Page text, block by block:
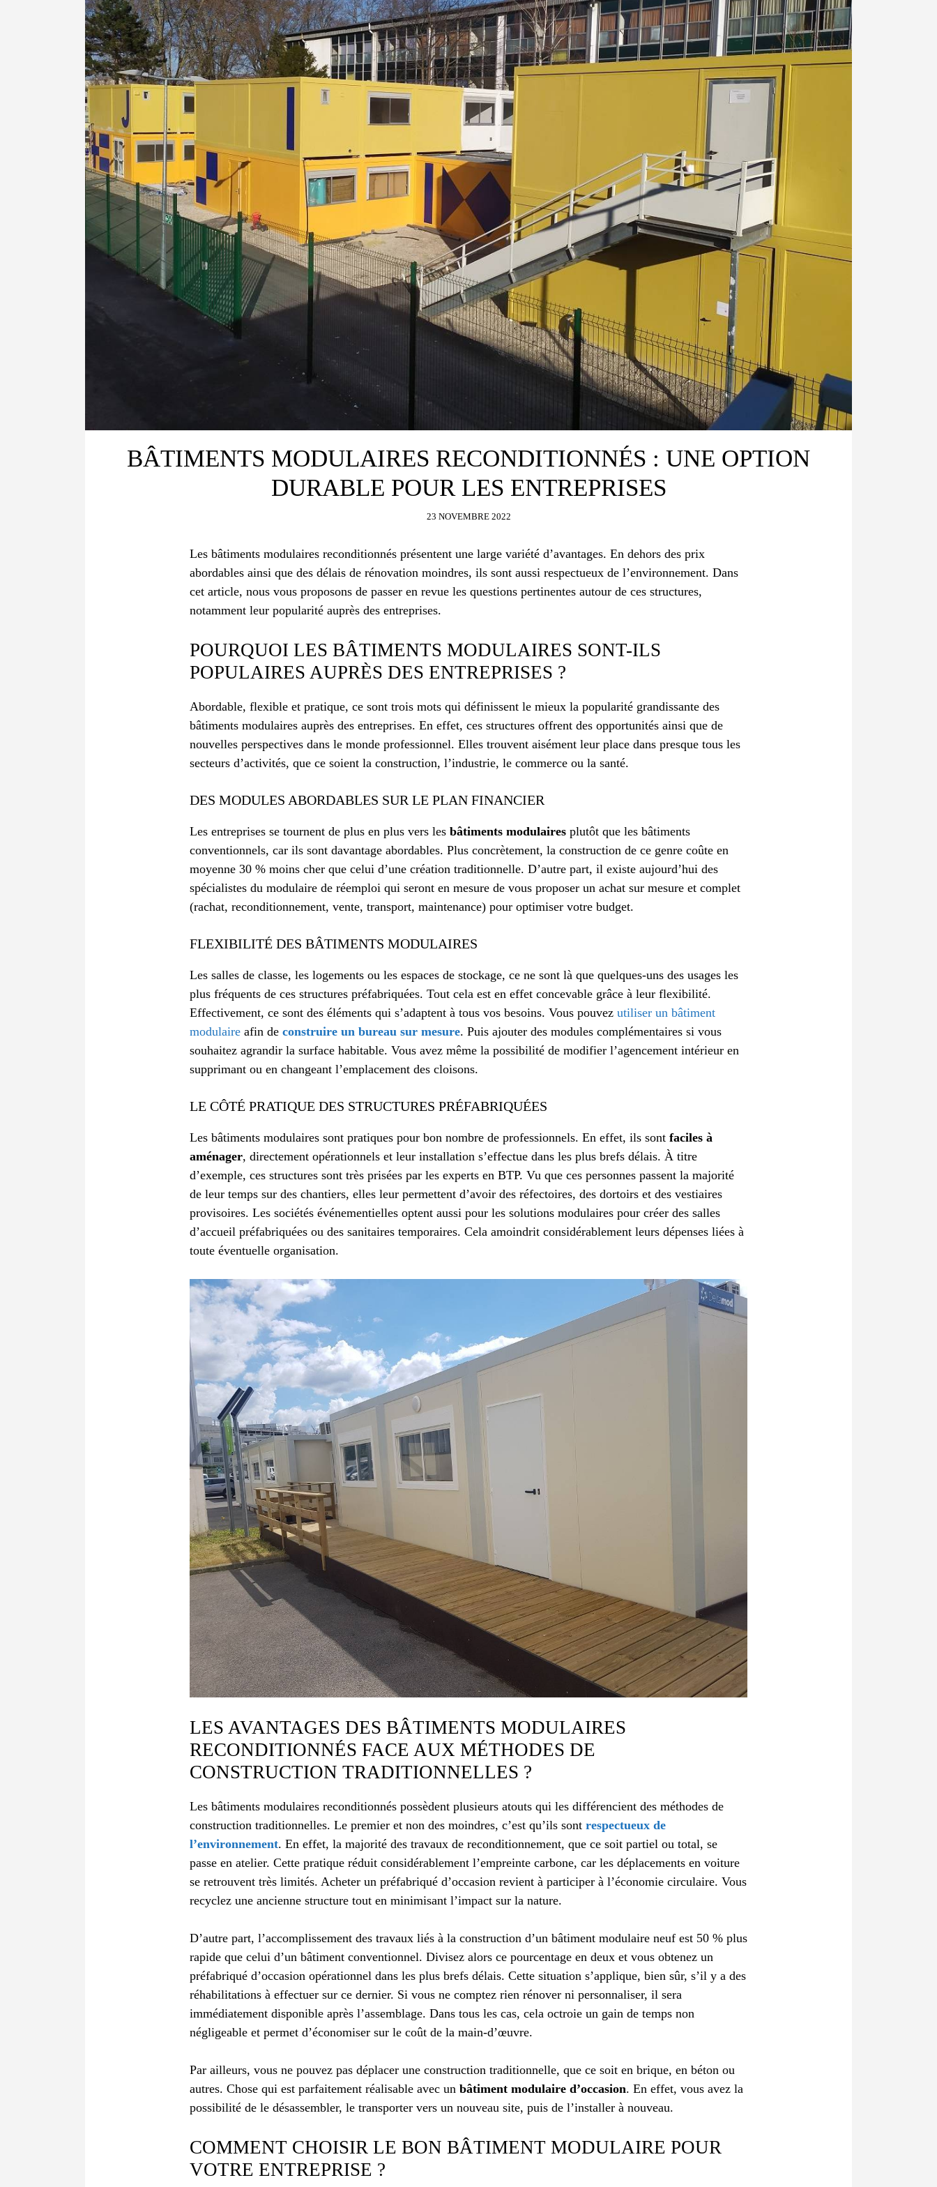
BÂTIMENTS MODULAIRES RECONDITIONNÉS : UNE OPTION
DURABLE POUR LES ENTREPRISES
23 NOVEMBRE 2022
Les bâtiments modulaires reconditionnés présentent une large variété d’avantages. En dehors des prix
abordables ainsi que des délais de rénovation moindres, ils sont aussi respectueux de l’environnement. Dans
cet article, nous vous proposons de passer en revue les questions pertinentes autour de ces structures,
notamment leur popularité auprès des entreprises.
POURQUOI LES BÂTIMENTS MODULAIRES SONT-ILS
POPULAIRES AUPRÈS DES ENTREPRISES ?
Abordable, flexible et pratique, ce sont trois mots qui définissent le mieux la popularité grandissante des
bâtiments modulaires auprès des entreprises. En effet, ces structures offrent des opportunités ainsi que de
nouvelles perspectives dans le monde professionnel. Elles trouvent aisément leur place dans presque tous les
secteurs d’activités, que ce soient la construction, l’industrie, le commerce ou la santé.
DES MODULES ABORDABLES SUR LE PLAN FINANCIER
Les entreprises se tournent de plus en plus vers les bâtiments modulaires plutôt que les bâtiments
conventionnels, car ils sont davantage abordables. Plus concrètement, la construction de ce genre coûte en
moyenne 30 % moins cher que celui d’une création traditionnelle. D’autre part, il existe aujourd’hui des
spécialistes du modulaire de réemploi qui seront en mesure de vous proposer un achat sur mesure et complet
(rachat, reconditionnement, vente, transport, maintenance) pour optimiser votre budget.
FLEXIBILITÉ DES BÂTIMENTS MODULAIRES
Les salles de classe, les logements ou les espaces de stockage, ce ne sont là que quelques-uns des usages les
plus fréquents de ces structures préfabriquées. Tout cela est en effet concevable grâce à leur flexibilité.
Effectivement, ce sont des éléments qui s’adaptent à tous vos besoins. Vous pouvez utiliser un bâtiment
modulaire afin de construire un bureau sur mesure. Puis ajouter des modules complémentaires si vous
souhaitez agrandir la surface habitable. Vous avez même la possibilité de modifier l’agencement intérieur en
supprimant ou en changeant l’emplacement des cloisons.
LE CÔTÉ PRATIQUE DES STRUCTURES PRÉFABRIQUÉES
Les bâtiments modulaires sont pratiques pour bon nombre de professionnels. En effet, ils sont faciles à
aménager, directement opérationnels et leur installation s’effectue dans les plus brefs délais. À titre
d’exemple, ces structures sont très prisées par les experts en BTP. Vu que ces personnes passent la majorité
de leur temps sur des chantiers, elles leur permettent d’avoir des réfectoires, des dortoirs et des vestiaires
provisoires. Les sociétés événementielles optent aussi pour les solutions modulaires pour créer des salles
d’accueil préfabriquées ou des sanitaires temporaires. Cela amoindrit considérablement leurs dépenses liées à
toute éventuelle organisation.
LES AVANTAGES DES BÂTIMENTS MODULAIRES
RECONDITIONNÉS FACE AUX MÉTHODES DE
CONSTRUCTION TRADITIONNELLES ?
Les bâtiments modulaires reconditionnés possèdent plusieurs atouts qui les différencient des méthodes de
construction traditionnelles. Le premier et non des moindres, c’est qu’ils sont respectueux de
l’environnement. En effet, la majorité des travaux de reconditionnement, que ce soit partiel ou total, se
passe en atelier. Cette pratique réduit considérablement l’empreinte carbone, car les déplacements en voiture
se retrouvent très limités. Acheter un préfabriqué d’occasion revient à participer à l’économie circulaire. Vous
recyclez une ancienne structure tout en minimisant l’impact sur la nature.
D’autre part, l’accomplissement des travaux liés à la construction d’un bâtiment modulaire neuf est 50 % plus
rapide que celui d’un bâtiment conventionnel. Divisez alors ce pourcentage en deux et vous obtenez un
préfabriqué d’occasion opérationnel dans les plus brefs délais. Cette situation s’applique, bien sûr, s’il y a des
réhabilitations à effectuer sur ce dernier. Si vous ne comptez rien rénover ni personnaliser, il sera
immédiatement disponible après l’assemblage. Dans tous les cas, cela octroie un gain de temps non
négligeable et permet d’économiser sur le coût de la main-d’œuvre.
Par ailleurs, vous ne pouvez pas déplacer une construction traditionnelle, que ce soit en brique, en béton ou
autres. Chose qui est parfaitement réalisable avec un bâtiment modulaire d’occasion. En effet, vous avez la
possibilité de le désassembler, le transporter vers un nouveau site, puis de l’installer à nouveau.
COMMENT CHOISIR LE BON BÂTIMENT MODULAIRE POUR
VOTRE ENTREPRISE ?